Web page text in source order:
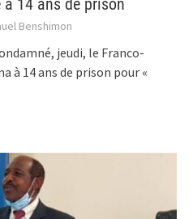
14 ans de prison
Benshimon
jeudi, le Franco-
à 14 ans de prison pour «